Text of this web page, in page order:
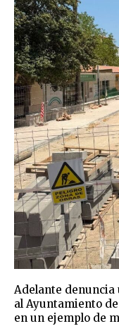
Adelante denuncia
al Ayuntamiento
en un ejemplo de